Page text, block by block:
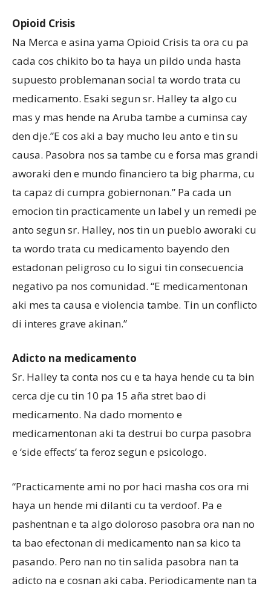
Opioid Crisis
Na Merca e asina yama Opioid Crisis ta ora cu pa
cada cos chikito bo ta haya un pildo unda hasta
supuesto problemanan social ta wordo trata cu
medicamento. Esaki segun sr. Halley ta algo cu
mas y mas hende na Aruba tambe a cuminsa cay
den dje.”E cos aki a bay mucho leu anto e tin su
causa. Pasobra nos sa tambe cu e forsa mas grandi
aworaki den e mundo financiero ta big pharma, cu
ta capaz di cumpra gobiernonan.” Pa cada un
emocion tin practicamente un label y un remedi pe
anto segun sr. Halley, nos tin un pueblo aworaki cu
ta wordo trata cu medicamento bayendo den
estadonan peligroso cu lo sigui tin consecuencia
negativo pa nos comunidad. “E medicamentonan
aki mes ta causa e violencia tambe. Tin un conflicto
di interes grave akinan.”
Adicto na medicamento
Sr. Halley ta conta nos cu e ta haya hende cu ta bin
cerca dje cu tin 10 pa 15 aña stret bao di
medicamento. Na dado momento e
medicamentonan aki ta destrui bo curpa pasobra
e ‘side effects’ ta feroz segun e psicologo.
“Practicamente ami no por haci masha cos ora mi
haya un hende mi dilanti cu ta verdoof. Pa e
pashentnan e ta algo doloroso pasobra ora nan no
ta bao efectonan di medicamento nan sa kico ta
pasando. Pero nan no tin salida pasobra nan ta
adicto na e cosnan aki caba. Periodicamente nan ta